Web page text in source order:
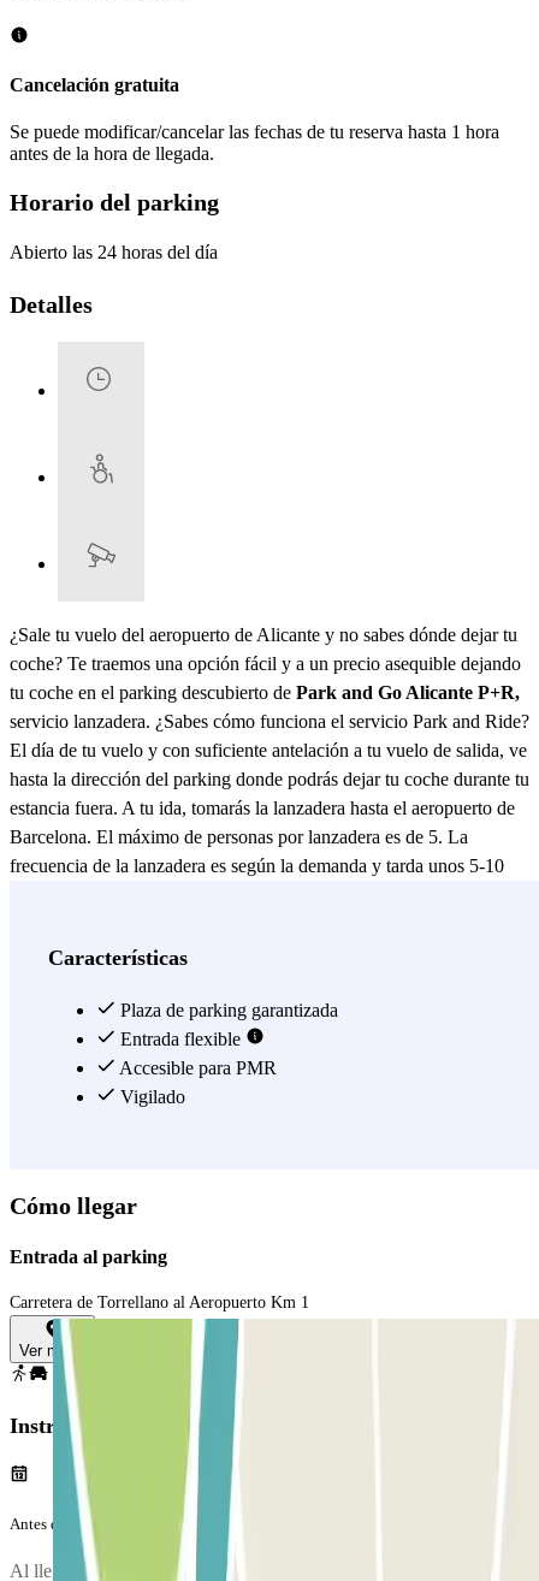
Cancelación gratuita
Se puede modificar/cancelar las fechas de tu reserva hasta 1 hora
antes de la hora de llegada.
Horario del parking
Abierto las 24 horas del día
Detalles
¿Sale tu vuelo del aeropuerto de Alicante y no sabes dónde dejar tu
coche? Te traemos una opción fácil y a un precio asequible dejando
tu coche en el parking descubierto de Park and Go Alicante P+R,
servicio lanzadera. ¿Sabes cómo funciona el servicio Park and Ride?
El día de tu vuelo y con suficiente antelación a tu vuelo de salida, ve
hasta la dirección del parking donde podrás dejar tu coche durante tu
estancia fuera. A tu ida, tomarás la lanzadera hasta el aeropuerto de
Barcelona. El máximo de personas por lanzadera es de 5. La
frecuencia de la lanzadera es según la demanda y tarda unos 5-10
lanzadera volverá a recogerte en el mismo punto donde te dejó hasta
parking con zona semicubierta y descubierta, cuenta con cámaras de
vigilancia, aseos, lavado de coches y plazas para personas con
movilidad reducida. El número de personas máximo por lanzadera
es de 4. ¡Reserva ahora con Parclick y no te quedes sin tu plaza!
Características
Plaza de parking garantizada
Entrada flexible
Accesible para PMR
Vigilado
Cómo llegar
Entrada al parking
Carretera de Torrellano al Aeropuerto Km 1
Ver mapa
Instrucciones
Antes de tu viaje
Al llegar, se realizará una inspección de tu vehículo.